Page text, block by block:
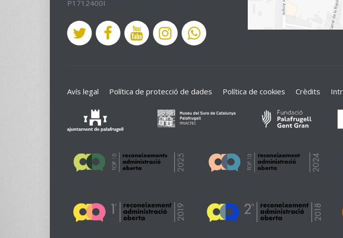
P1712400I
Avís legal Política de protecció de dades Política de cookies Crèdits